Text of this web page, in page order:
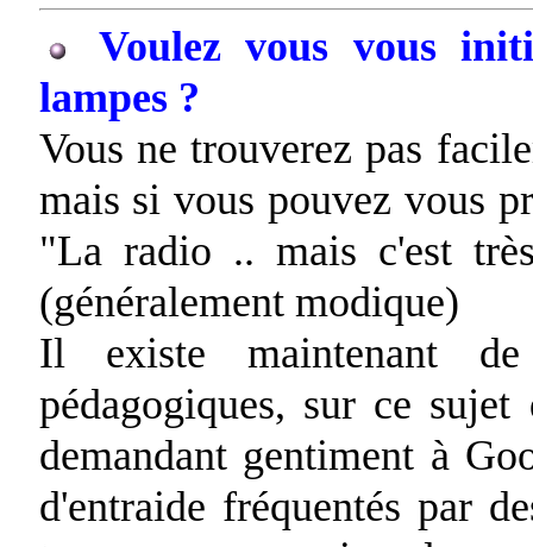
Voulez vous vous
lampes ?
Vous ne trouverez pas
mais si vous pouvez vous
"La radio .. mais c'est
(généralement modique)
Il existe maintenant
pédagogiques, sur ce
demandant gentiment à
d'entraide fréquentés par